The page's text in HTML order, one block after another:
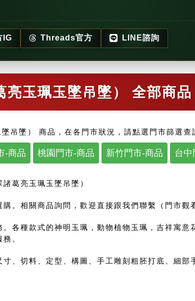
IG Threads官方 LINE諮詢
亮玉珮玉墜吊墜） 全部商品
吊墜） 商品，在各門市狀況，請點選門市篩選查
-商品 桃園門市-商品 新竹門市-商品 台中
葛亮玉珮玉墜吊墜）
。相關商品詢問，歡迎直接跟我們聯繫（門市
各種款式的神明玉珮，動物植物玉珮，吉祥寓意
。
、切料、定型、構圖、手工雕刻粗胚打底、細